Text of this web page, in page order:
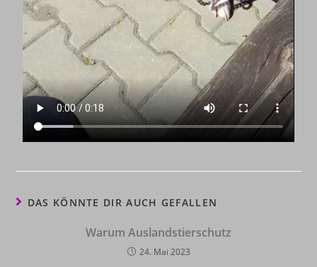
DAS KÖNNTE DIR AUCH GEFALLEN
Warum Auslandstierschutz
24. Mai 2023